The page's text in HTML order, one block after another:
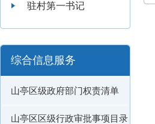
驻村第一书记
综合信息服务
山亭区级政府部门权责清单
山亭区区级行政审批事项目录